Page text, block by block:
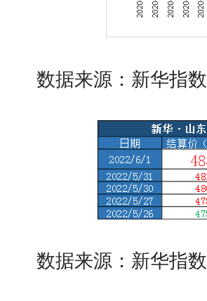
数据来源：新华指数
数据来源：新华指数